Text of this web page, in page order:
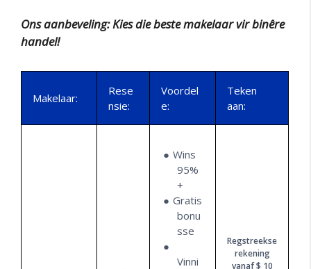
Ons aanbeveling: Kies die beste makelaar vir binêre
handel!
Makelaar:
Rese
nsie:
Voordel
e:
Teken
aan:
Wins
95%
+
Gratis
bonu
sse
Vinni
Regstreekse
rekening
vanaf $ 10